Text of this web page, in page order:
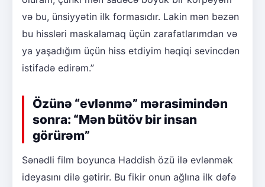
və bu, ünsiyyətin ilk formasıdır. Lakin mən bəzən
bu hissləri maskalamaq üçün zarafatlarımdan və
ya yaşadığım üçün hiss etdiyim həqiqi sevincdən
istifadə edirəm.”
Özünə “evlənmə” mərasimindən
sonra: “Mən bütöv bir insan
görürəm”
Sənədli film boyunca Haddish özü ilə evlənmək
ideyasını dilə gətirir. Bu fikir onun ağlına ilk dəfə